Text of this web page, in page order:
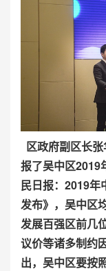
区政府副区长
报了吴中区2019
民日报：2019年
发布》，吴中区
发展百强区前几
议价等诸多制约
出，吴中区要按